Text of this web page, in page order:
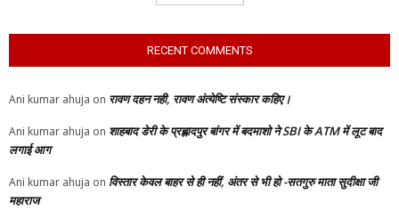
RECENT COMMENTS
Ani kumar ahuja on रावण दहन नही, रावण अंत्येष्टि संस्कार कहिए।
Ani kumar ahuja on शाहबाद डेरी के प्रह्लादपुर बांगर में बदमाशो ने SBI के ATM में लूट बाद
लगाई आग
Ani kumar ahuja on विस्तार केवल बाहर से ही नहीं, अंतर से भी हो -सतगुरु माता सुदीक्षा जी
महाराज